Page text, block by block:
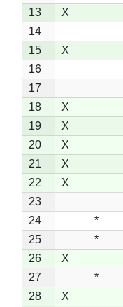
13
X
14
15
X
16
17
18
X
19
X
20
X
21
X
22
X
23
24
*
25
*
26
X
27
*
28
X